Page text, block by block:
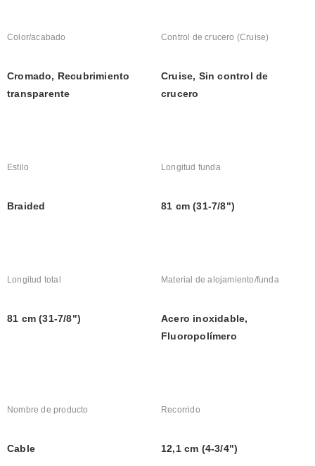
Color/acabado
Cromado, Recubrimiento
transparente
Control de crucero (Cruise)
Cruise, Sin control de
crucero
Estilo
Braided
Longitud funda
81 cm (31-7/8")
Longitud total
81 cm (31-7/8")
Material de alojamiento/funda
Acero inoxidable,
Fluoropolímero
Nombre de producto
Cable
Recorrido
12,1 cm (4-3/4")